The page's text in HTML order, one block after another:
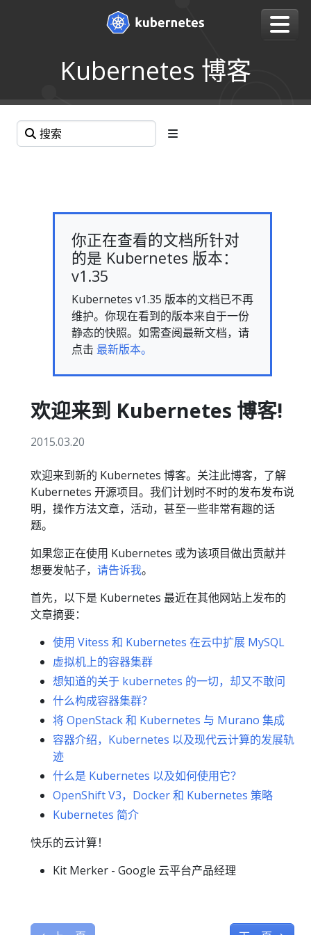
Kubernetes 博客
你正在查看的文档所针对
的是 Kubernetes 版本：
v1.35
Kubernetes v1.35 版本的文档已不再
维护。你现在看到的版本来自于一份
静态的快照。如需查阅最新文档，请
点击 最新版本。
欢迎来到 Kubernetes 博客!
2015.03.20
欢迎来到新的 Kubernetes 博客。关注此博客，了解
Kubernetes 开源项目。我们计划时不时的发布发布说
明，操作方法文章，活动，甚至一些非常有趣的话
题。
如果您正在使用 Kubernetes 或为该项目做出贡献并
想要发帖子， 请告诉我。
首先，以下是 Kubernetes 最近在其他网站上发布的
文章摘要：
使用 Vitess 和 Kubernetes 在云中扩展 MySQL
虚拟机上的容器集群
想知道的关于 kubernetes 的一切，却又不敢问
什么构成容器集群？
将 OpenStack 和 Kubernetes 与 Murano 集成
容器介绍，Kubernetes 以及现代云计算的发展轨
迹
什么是 Kubernetes 以及如何使用它？
OpenShift V3，Docker 和 Kubernetes 策略
Kubernetes 简介
快乐的云计算！
Kit Merker - Google 云平台产品经理